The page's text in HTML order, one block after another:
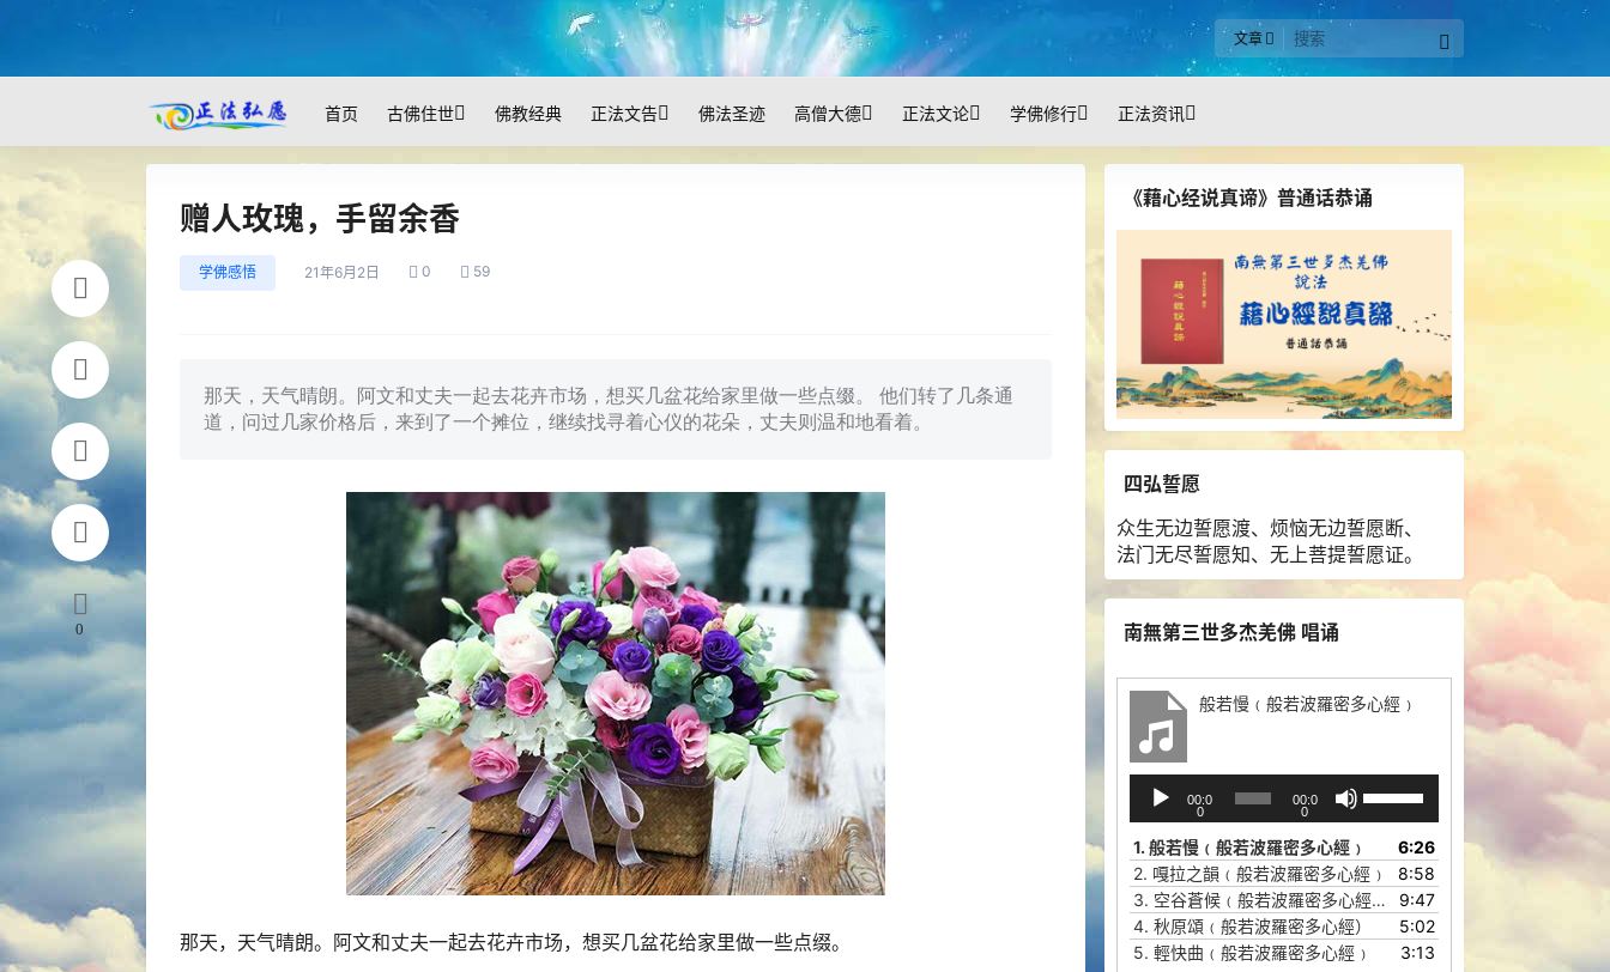
文章
首页 古佛住世 佛教经典 正法文告 佛法圣迹 高僧大德 正法文论 学佛修行 正法资讯
赠人玫瑰，手留余香
学佛感悟 21年6月2日 0 59
那天，天气晴朗。阿文和丈夫一起去花卉市场，想买几盆花给家里做一些点缀。 他们转了几条通
道，问过几家价格后，来到了一个摊位，继续找寻着心仪的花朵，丈夫则温和地看着。
那天，天气晴朗。阿文和丈夫一起去花卉市场，想买几盆花给家里做一些点缀。
0
《藉心经说真谛》普通话恭诵
四弘誓愿
众生无边誓愿渡、烦恼无边誓愿断、
法门无尽誓愿知、无上菩提誓愿证。
南無第三世多杰羌佛 唱诵
般若慢﹙般若波羅密多心經﹚
播
放
器
00:0
0
00:0
0
/
下
箭
头
键
1. 般若慢﹙般若波羅密多心經﹚
6:26
2. 嘎拉之韻﹙般若波羅密多心經﹚
8:58
3. 空谷蒼候﹙般若波羅密多心經﹚
9:47
4. 秋原頌﹙般若波羅密多心經）
5:02
5. 輕快曲﹙般若波羅密多心經﹚ 3:13